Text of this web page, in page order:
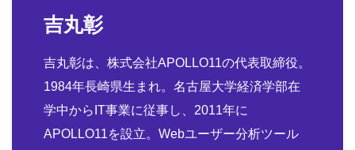
吉丸彰
吉丸彰は、株式会社APOLLO11の代表取締役。
1984年長崎県生まれ。名古屋大学経済学部在
学中からIT事業に従事し、2011年に
APOLLO11を設立。Webユーザー分析ツール